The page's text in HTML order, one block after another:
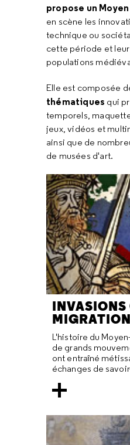
propose un
en scène les
technique ou
cette période et
populations
Elle est composée
thématiques qui
temporels,
jeux, vidéos et
ainsi que de
de musées d'art.
INVASIONS
L'histoire du
de grands
ont entraîné
échanges de